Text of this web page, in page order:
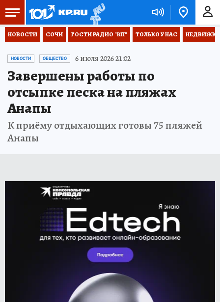
НОВОСТИ СОЧИ ГОСТИ РАДИО "КП" ТОЛЬКО У НАС НЕДВИЖКА
НОВОСТИ ОБЩЕСТВО 6 июля 2026 21:02
Завершены работы по
отсыпке песка на пляжах
Анапы
К приёму отдыхающих готовы 75 пляжей
Анапы